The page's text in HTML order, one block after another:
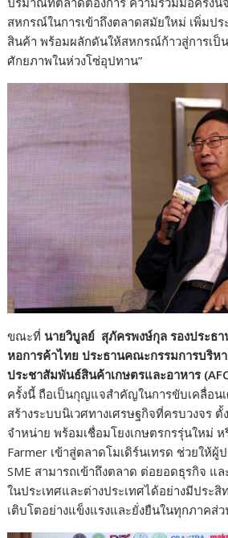
สหกรณ์ในการเข้าถึงตลาดสมัยใหม่ เพิ่มป
สินค้า พร้อมผลักดันให้สหกรณ์ก้าวสู่การเป็
ศักยภาพในห่วงโซ่อุปทาน”
ขณะที่ นายวิบูลย์ สุภัครพงษ์กุล รองประธา
หอการค้าไทย ประธานคณะกรรมการบริห
ประชาสัมพันธ์สินค้าเกษตรและอาหาร (
ครั้งนี้ ถือเป็นกุญแจสำคัญในการขับเคลื่อน
สร้างระบบนิเวศทางเศรษฐกิจที่ครบวงจร
จำหน่าย พร้อมเชื่อมโยงเกษตรกรรุ่นใหม่ ห
Farmer เข้าสู่ตลาดโมเดิร์นเทรด ช่วยให้ผู้
SME สามารถเข้าถึงตลาด ต่อยอดธุรกิจ แ
ในประเทศและต่างประเทศได้อย่างมีประ
เติบโตอย่างแข็งแรงและยั่งยืนในทุกภาคส่ว